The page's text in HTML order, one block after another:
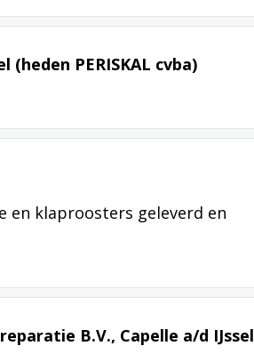
(heden PERISKAL cvba)
klaproosters geleverd en
B.V., Capelle a/d IJssel